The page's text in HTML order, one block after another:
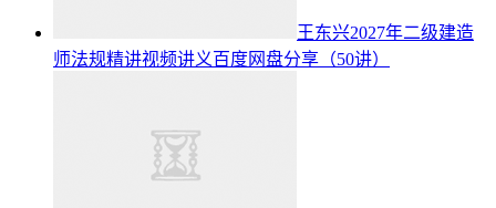
王东兴2027年二级建造
师法规精讲视频讲义百度网盘分享（50讲）